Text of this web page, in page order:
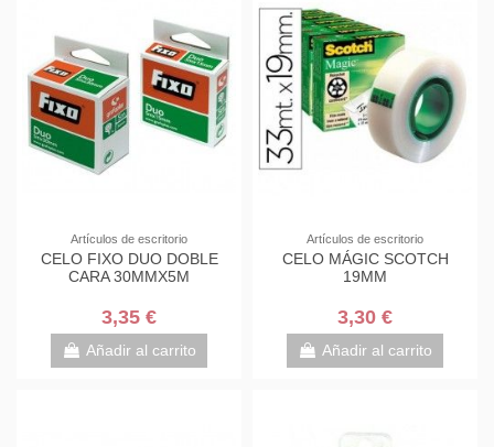
Artículos de escritorio
CELO FIXO DUO DOBLE
CARA 30MMX5M
3,35 €
Añadir al carrito
Artículos de escritorio
CELO MÁGIC SCOTCH
19MM
3,30 €
Añadir al carrito